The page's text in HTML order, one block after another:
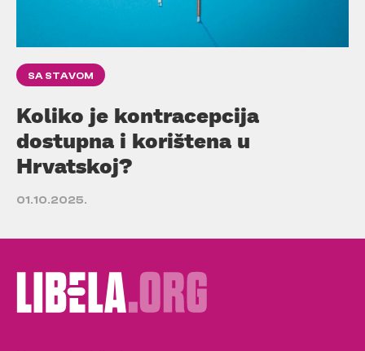
SA STAVOM
Koliko je kontracepcija
dostupna i korištena u
Hrvatskoj?
01.10.2025.